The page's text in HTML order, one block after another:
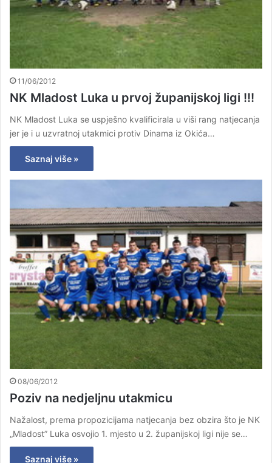
11/06/2012
NK Mladost Luka u prvoj županijskoj ligi !!!
NK Mladost Luka se uspješno kvalificirala u viši rang natjecanja
jer je i u uzvratnoj utakmici protiv Dinama iz Okića…
Saznaj više »
08/06/2012
Poziv na nedjeljnu utakmicu
Nažalost, prema propozicijama natjecanja bez obzira što je NK
„Mladost” Luka osvojio 1. mjesto u 2. županijskoj ligi nije se…
Saznaj više »